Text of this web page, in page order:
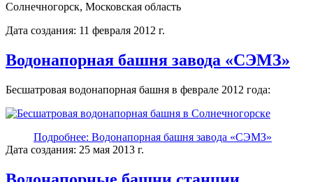
Солнечногорск, Московская область
Дата создания: 11 февраля 2012 г.
Водонапорная башня завода «СЭМЗ»
Бесшатровая водонапорная башня в феврале 2012 года:
Подробнее: Водонапорная башня завода «СЭМЗ»
Дата создания: 25 мая 2013 г.